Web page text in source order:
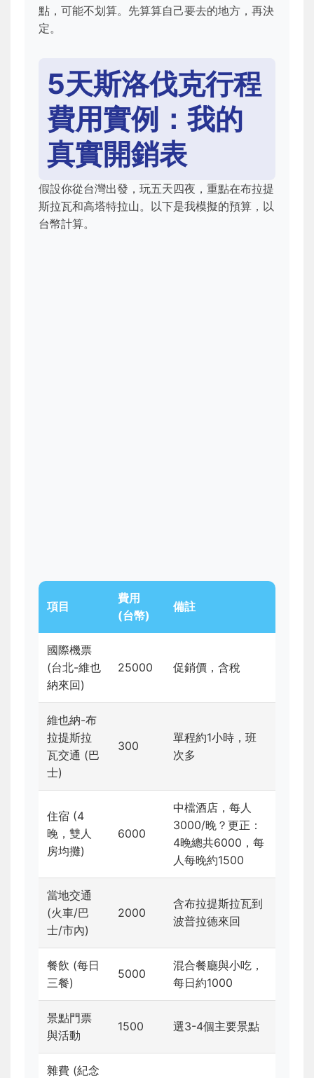
點，可能不划算。先算算自己要去的地方，再決
定。
5天斯洛伐克行程
費用實例：我的
真實開銷表
假設你從台灣出發，玩五天四夜，重點在布拉提
斯拉瓦和高塔特拉山。以下是我模擬的預算，以
台幣計算。
項目
費用
(台幣)
備註
國際機票
(台北-維也
納來回)
25000 促銷價，含稅
維也納-布
拉提斯拉
瓦交通 (巴
士)
300
單程約1小時，班
次多
住宿 (4
晚，雙人
房均攤)
6000
中檔酒店，每人
3000/晚？更正：
4晚總共6000，每
人每晚約1500
當地交通
(火車/巴
士/市內)
2000
含布拉提斯拉瓦到
波普拉德來回
餐飲 (每日
三餐)
5000
混合餐廳與小吃，
每日約1000
景點門票
與活動
1500 選3-4個主要景點
雜費 (紀念